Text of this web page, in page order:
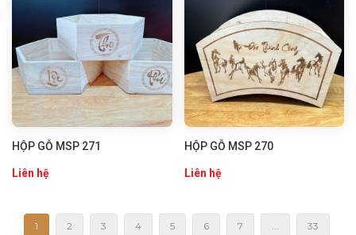
HỘP GỖ MSP 271
Liên hệ
HỘP GỖ MSP 270
Liên hệ
1 2 3 4 5 6 7 33